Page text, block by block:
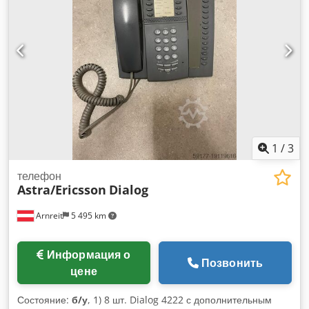
1 /3
Arnreit 5 495 km
телефон
Astra/Ericsson Dialog
цене
Позвонить
Состояние: б/у, 1) 8 шт. Dialog 4222 с дополнительным